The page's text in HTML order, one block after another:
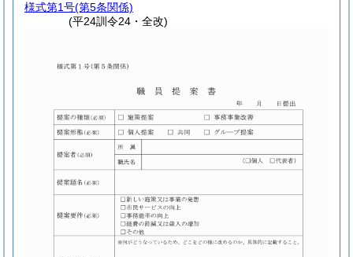
様式第1号(第5条関係)
(平24訓令24・全改)